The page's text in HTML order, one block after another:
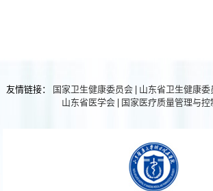
友情链接： 国家卫生健康委员会 | 山东省卫生健康委
山东省医学会 | 国家医疗质量管理与控